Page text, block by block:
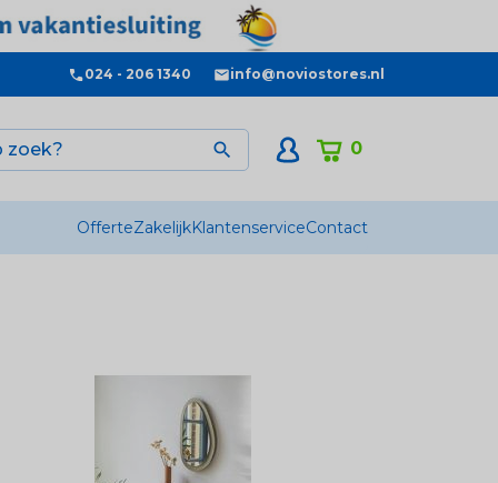
024 - 206 1340 info@noviostores.nl
0

OfferteZakelijkKlantenserviceContact